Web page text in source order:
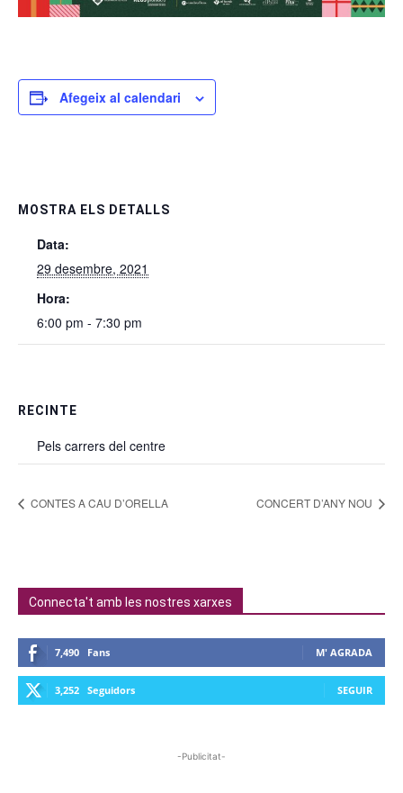
Afegeix al calendari
MOSTRA ELS DETALLS
Data:
29 desembre, 2021
Hora:
6:00 pm - 7:30 pm
RECINTE
Pels carrers del centre
CONTES A CAU D’ORELLA CONCERT D’ANY NOU
Connecta't amb les nostres xarxes
7,490 Fans M' AGRADA
3,252 Seguidors SEGUIR
-Publicitat-